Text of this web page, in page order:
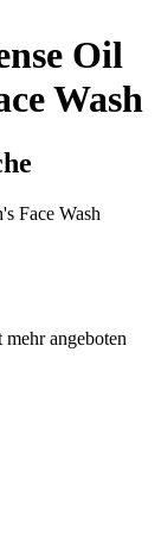
Oil
Wash
Face Wash
angeboten